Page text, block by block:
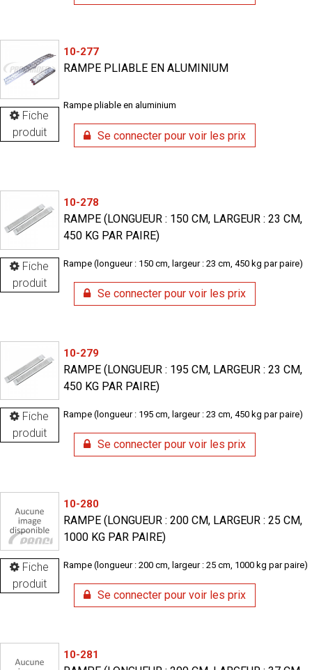
Fiche
produit
10-277
RAMPE PLIABLE EN ALUMINIUM
Rampe pliable en aluminium
Se connecter pour voir les prix
Fiche
produit
10-278
RAMPE (LONGUEUR : 150 CM, LARGEUR : 23 CM,
450 KG PAR PAIRE)
Rampe (longueur : 150 cm, largeur : 23 cm, 450 kg par paire)
Se connecter pour voir les prix
Fiche
produit
10-279
RAMPE (LONGUEUR : 195 CM, LARGEUR : 23 CM,
450 KG PAR PAIRE)
Rampe (longueur : 195 cm, largeur : 23 cm, 450 kg par paire)
Se connecter pour voir les prix
Fiche
produit
10-280
RAMPE (LONGUEUR : 200 CM, LARGEUR : 25 CM,
1000 KG PAR PAIRE)
Rampe (longueur : 200 cm, largeur : 25 cm, 1000 kg par paire)
Se connecter pour voir les prix
10-281